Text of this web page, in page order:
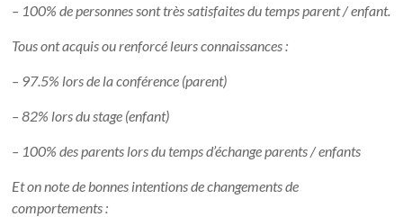
– 100% de personnes sont très satisfaites du temps parent / enfant.
Tous ont acquis ou renforcé leurs connaissances :
– 97.5% lors de la conférence (parent)
– 82% lors du stage (enfant)
– 100% des parents lors du temps d’échange parents / enfants
Et on note de bonnes intentions de changements de
comportements :